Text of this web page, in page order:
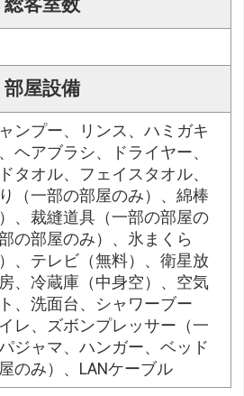
総客室数
部屋設備
ンプー、リンス、ハミガキ
ヘアブラシ、ドライヤー、
タオル、フェイスタオル、
（一部の部屋のみ）、綿棒
、裁縫道具（一部の部屋の
の部屋のみ）、氷まくら
、テレビ（無料）、衛星放
、冷蔵庫（中身空）、空気
、洗面台、シャワーブー
レ、ズボンプレッサー（一
ジャマ、ハンガー、ベッド
のみ）、LANケーブル